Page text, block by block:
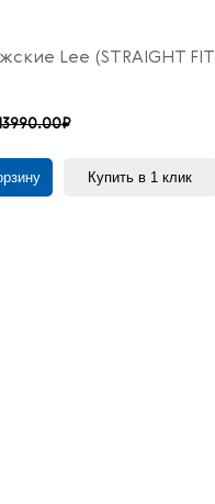
Lee (STRAIGHT FIT
Купить в 1 клик